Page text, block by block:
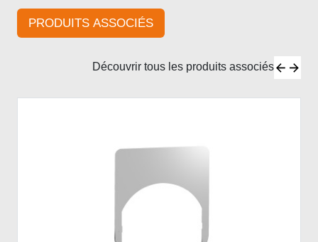
PRODUITS ASSOCIÉS
Découvrir tous les produits associés